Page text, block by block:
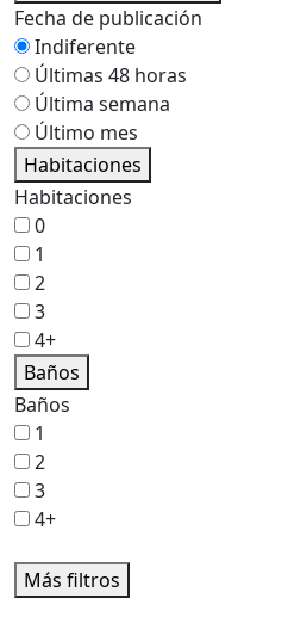
Fecha de publicación
Indiferente
Últimas 48 horas
Última semana
Último mes
Habitaciones
Habitaciones
0
1
2
3
4+
Baños
Baños
1
2
3
4+
Más filtros